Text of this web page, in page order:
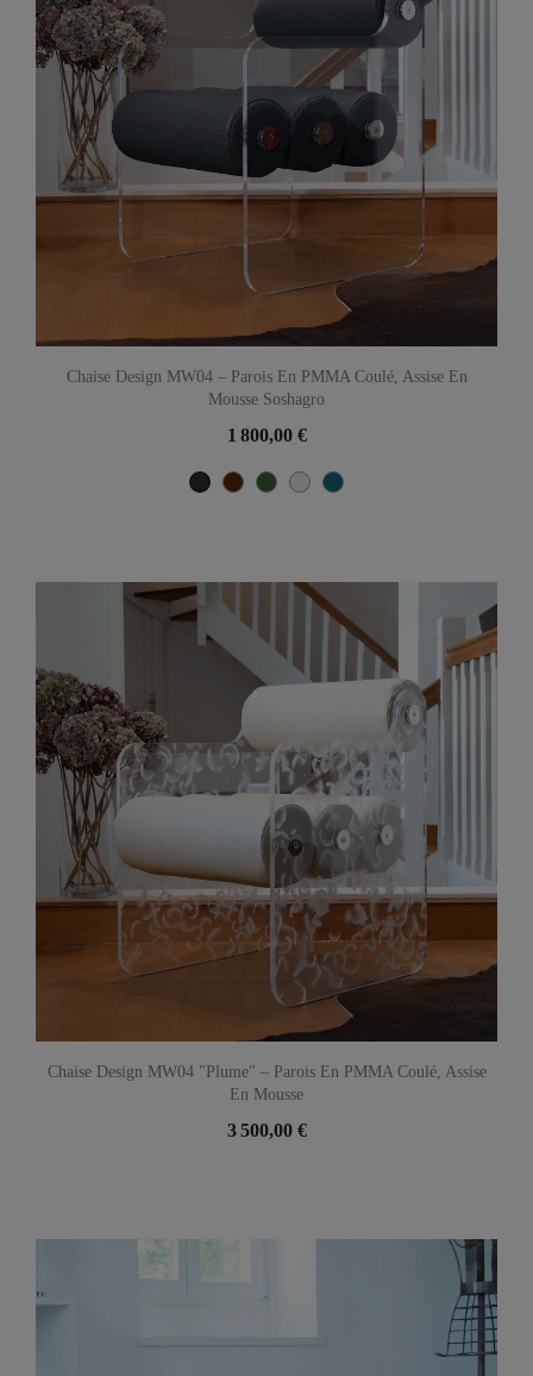
Chaise Design MW04 – Parois En PMMA Coulé, Assise En
Mousse Soshagro
1 800,00 €
Noir Métallique
Marron
Vert PerleBleu Océan
Chaise Design MW04 "Plume" – Parois En PMMA Coulé, Assise
En Mousse
3 500,00 €